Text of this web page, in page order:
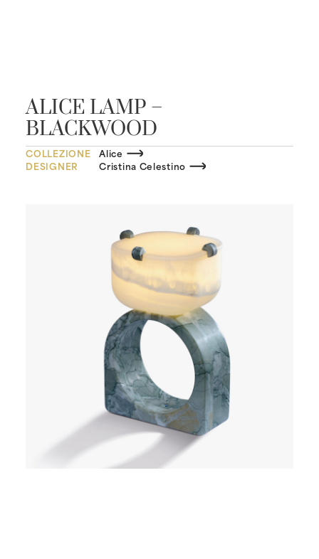
ALICE LAMP –
BLACKWOOD
COLLEZIONE
Alice
DESIGNER
Cristina Celestino